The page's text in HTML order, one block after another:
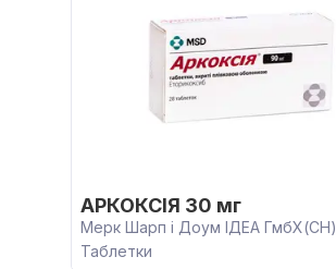
АРКОКСІЯ 30 мг
Мерк Шарп і Доум ІДЕА ГмбХ(CH)
Таблетки